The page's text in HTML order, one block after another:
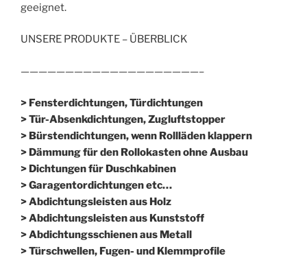
geeignet.
UNSERE PRODUKTE – ÜBERBLICK
————————————————————–
> Fensterdichtungen, Türdichtungen
> Tür-Absenkdichtungen, Zugluftstopper
> Bürstendichtungen, wenn Rollläden klappern
> Dämmung für den Rollokasten ohne Ausbau
> Dichtungen für Duschkabinen
> Garagentordichtungen etc…
> Abdichtungsleisten aus Holz
> Abdichtungsleisten aus Kunststoff
> Abdichtungsschienen aus Metall
> Türschwellen, Fugen- und Klemmprofile